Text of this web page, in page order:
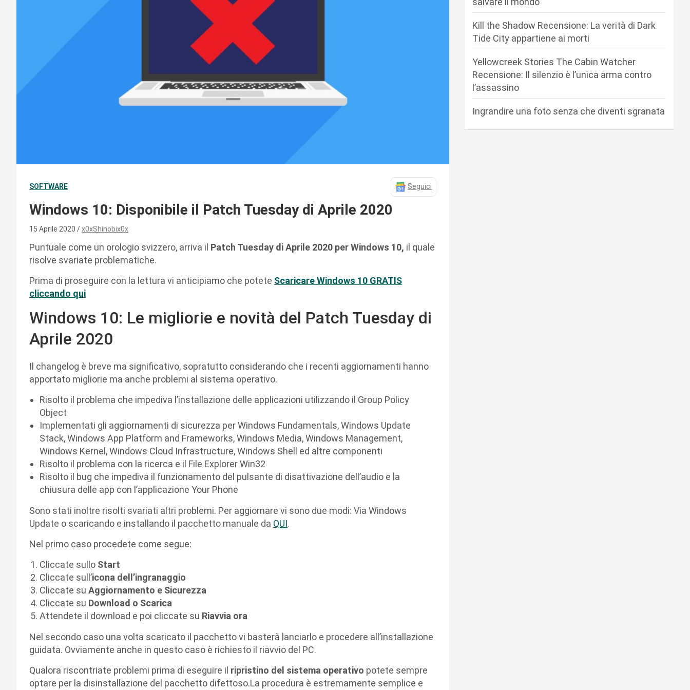
SOFTWARE Seguici
Windows 10: Disponibile il Patch Tuesday di Aprile 2020
15 Aprile 2020 x0xShinobix0x
Puntuale come un orologio svizzero, arriva il Patch Tuesday di Aprile 2020 per Windows 10, il quale
risolve svariate problematiche.
Prima di proseguire con la lettura vi anticipiamo che potete Scaricare Windows 10 GRATIS
cliccando qui
Windows 10: Le migliorie e novità del Patch Tuesday di
Aprile 2020
Il changelog è breve ma significativo, sopratutto considerando che i recenti aggiornamenti hanno
apportato migliorie ma anche problemi al sistema operativo.
Risolto il problema che impediva l’installazione delle applicazioni utilizzando il Group Policy
Object
Implementati gli aggiornamenti di sicurezza per Windows Fundamentals, Windows Update
Stack, Windows App Platform and Frameworks, Windows Media, Windows Management,
Windows Kernel, Windows Cloud Infrastructure, Windows Shell ed altre componenti
Risolto il problema con la ricerca e il File Explorer Win32
Risolto il bug che impediva il funzionamento del pulsante di disattivazione dell’audio e la
chiusura delle app con l’applicazione Your Phone
Sono stati inoltre risolti svariati altri problemi. Per aggiornare vi sono due modi: Via Windows
Update o scaricando e installando il pacchetto manuale da QUI.
Nel primo caso procedete come segue:
Cliccate sullo Start
Cliccate sull’icona dell’ingranaggio
Cliccate su Aggiornamento e Sicurezza
Cliccate su Download o Scarica
Attendete il download e poi cliccate su Riavvia ora
Nel secondo caso una volta scaricato il pacchetto vi basterà lanciarlo e procedere all’installazione
guidata. Ovviamente anche in questo caso è richiesto il riavvio del PC.
Qualora riscontriate problemi prima di eseguire il ripristino del sistema operativo potete sempre
optare per la disinstallazione del pacchetto difettoso.La procedura è estremamente semplice e
Kill the Shadow Recensione: La verità di Dark
Tide City appartiene ai morti
Yellowcreek Stories The Cabin Watcher
Recensione: Il silenzio è l’unica arma contro
l’assassino
Ingrandire una foto senza che diventi sgranata